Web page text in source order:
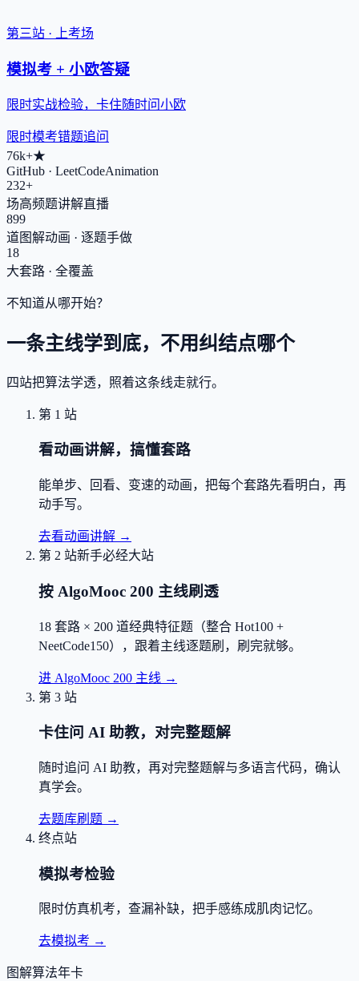
第三站 · 上考场
模拟考 + 小欧答疑
限时实战检验，卡住随时问小欧
限时模考错题追问
76k+★
GitHub · LeetCodeAnimation
232+
场高频题讲解直播
899
道图解动画 · 逐题手做
18
大套路 · 全覆盖
不知道从哪开始？
一条主线学到底，不用纠结点哪个
四站把算法学透，照着这条线走就行。
第 1 站
看动画讲解，搞懂套路
能单步、回看、变速的动画，把每个套路先看明白，再
动手写。
去看动画讲解 →
第 2 站新手必经大站
按 AlgoMooc 200 主线刷透
18 套路 × 200 道经典特征题（整合 Hot100 +
NeetCode150），跟着主线逐题刷，刷完就够。
进 AlgoMooc 200 主线 →
第 3 站
卡住问 AI 助教，对完整题解
随时追问 AI 助教，再对完整题解与多语言代码，确认
真学会。
去题库刷题 →
终点站
模拟考检验
限时仿真机考，查漏补缺，把手感练成肌肉记忆。
去模拟考 →
图解算法年卡